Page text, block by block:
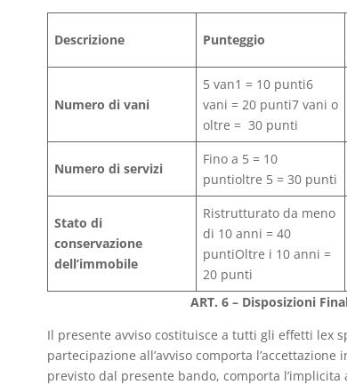
Descrizione Punteggio
Numero di vani
5 van1 = 10 punti6
vani = 20 punti7 vani o
oltre = 30 punti
Numero di servizi
Fino a 5 = 10
puntioltre 5 = 30 punti
Stato di
conservazione
dell’immobile
Ristrutturato da meno
di 10 anni = 40
puntiOltre i 10 anni =
20 punti
ART. 6 – Disposizioni
Il presente avviso costituisce a tutti gli effetti lex
partecipazione all’avviso comporta
previsto dal presente bando, comporta l’implicita